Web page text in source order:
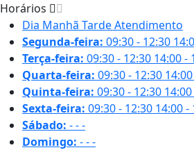
Horários
Dia Manhã TardeAtendimento
Segunda-feira: 09:30 - 12:30
Terça-feira: 09:30 - 12:30 14:00 -
Quarta-feira: 09:30 - 12:30
Quinta-feira: 09:30 - 12:30
Sexta-feira: 09:30 - 12:30 14:00 -
Sábado: ---
Domingo: ---